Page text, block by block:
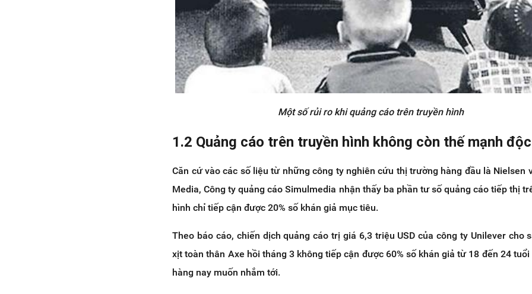
Một số rủi ro khi quảng cáo trên truyền hình
1.2 Quảng cáo trên truyền hình không còn thế mạnh
Căn cứ vào các số liệu từ những công ty nghiên cứu thị trường hàng đầu là Nielsen
Media, Công ty quảng cáo Simulmedia nhận thấy ba phần tư số quảng cáo tiếp thị
hình chỉ tiếp cận được 20% số khán giả mục tiêu.
Theo báo cáo, chiến dịch quảng cáo trị giá 6,3 triệu USD của công ty Unilever cho
xịt toàn thân Axe hồi tháng 3 không tiếp cận được 60% số khán giả từ 18 đến 24
hàng nay muốn nhắm tới.